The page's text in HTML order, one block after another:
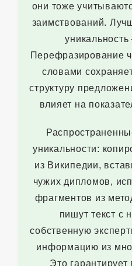
они тоже
заимствований.
Перефразирование
словами
структуру
влияет на
уникальности:
из Википедии,
чужих дипломов,
фрагментов из
пишут текст с
собственную
информацию из
Это